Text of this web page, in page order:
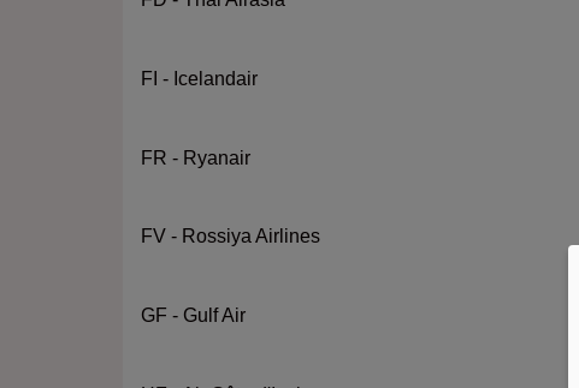
FI - Icelandair
FR - Ryanair
FV - Rossiya Airlines
GF - Gulf Air